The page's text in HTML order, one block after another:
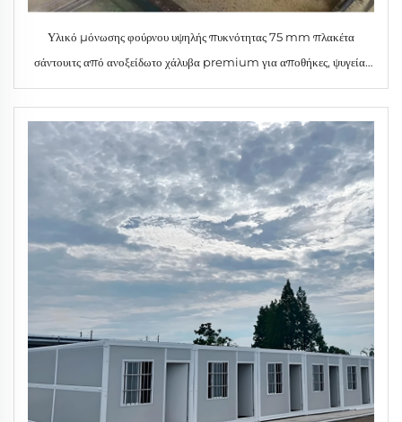
Υλικό μόνωσης φούρνου υψηλής πυκνότητας 75 mm πλακέτα
σάντουιτς από ανοξείδωτο χάλυβα premium για αποθήκες, ψυγεία,
εργαστήρια